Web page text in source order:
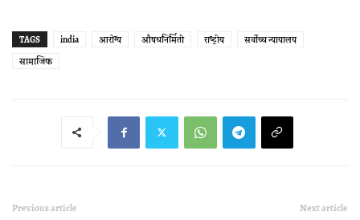
TAGS india आरोग्य औषधनिर्मिती राष्ट्रीय
सर्वोच्च न्यायालय
सामाजिक
Previous article Next article